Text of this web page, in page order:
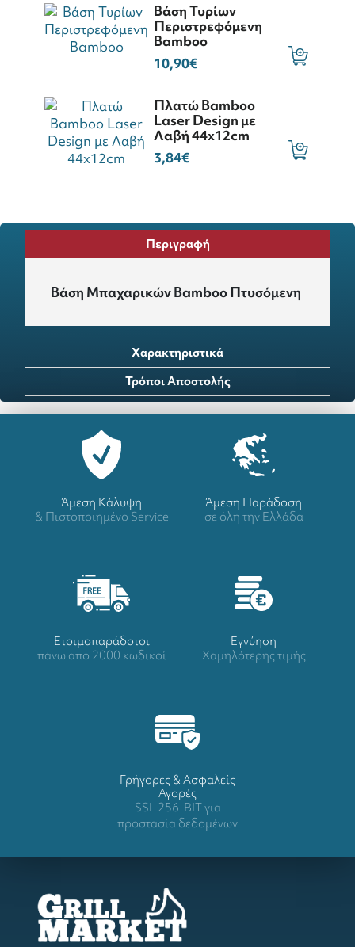
Βάση Τυρίων
Περιστρεφόμενη
Bamboo
10,90€
Πλατώ Bamboo
Laser Design με
Λαβή 44x12cm
3,84€
Περιγραφή
Βάση Μπαχαρικών Bamboo Πτυσόμενη
Χαρακτηριστικά
Τρόποι Αποστολής
Άμεση Κάλυψη
& Πιστοποιημένο Service
Άμεση Παράδοση
σε όλη την Ελλάδα
Ετοιμοπαράδοτοι
πάνω απο 2000 κωδικοί
Eγγύηση
Χαμηλότερης τιμής
Γρήγορες & Ασφαλείς
Αγορές
SSL 256-BIT για
προστασία δεδομένων